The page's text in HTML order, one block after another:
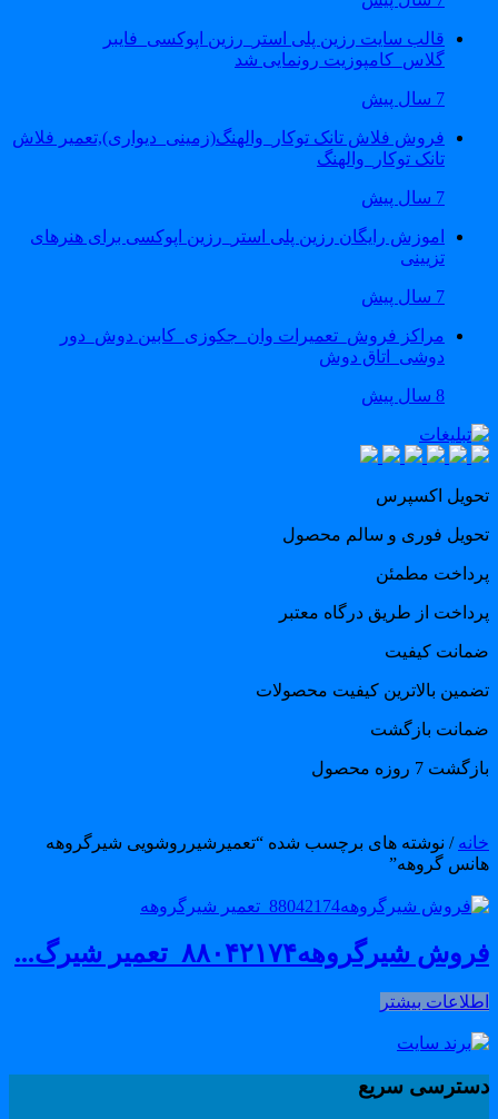
قالب سایت رزین پلی استر_رزین اپوکسی_فایبر
گلاس_کامپوزیت رونمایی شد
فروش فلاش تانک توکار_والهنگ(زمینی_دیواری),تعمیر فلاش
تانک توکار_والهنگ
اموزش رایگان رزین پلی استر_رزین اپوکسی برای هنرهای
تزیینی
مراکز فروش_تعمیرات وان_جکوزی_کابین دوش_دور
دوشی_اتاق دوش
اکسپرس
فوری و سالم محصول
مطمئن
از طریق درگاه معتبر
کیفیت
بالاترین کیفیت محصولات
بازگشت
7 روزه محصول
/ نوشته های برچسب شده “تعمیرشیرروشویی شیرگروهه
گروهه”
شیرگروهه۸۸۰۴۲۱۷۴_تعمیر شیرگ...
بیشتر
سریع